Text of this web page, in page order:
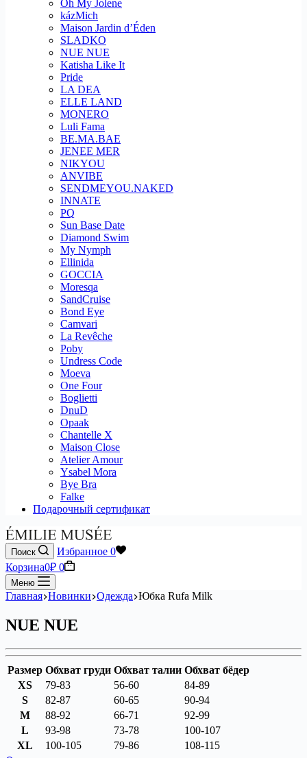
Oh My Jolene
kázMich
Maison Jardin d’Éden
SLADKO
NUE NUE
Katisha Like It
Pride
LA DEA
ELLE LAND
MONERO
Luli Fama
BE.MA.BAE
JENEE MER
NIKYOU
ANVIBE
SENDMEYOU.NAKED
INNATE
PQ
Sun Base Date
Diamond Swim
My Nymph
Ellinida
GOCCIA
Moresqa
SandCruise
Bond Eye
Camvari
La Revêche
Poby
Undress Code
Moeva
One Four
Boglietti
DnuD
Opaak
Chantelle X
Maison Close
Atelier Amour
Ysabel Mora
Bye Bra
Falke
Подарочный сертификат
Поиск Избранное 0
Корзина0₽ 0
Меню
Главная Новинки Одежда Юбка Rufa Milk
NUE NUE
Размер Обхват груди Обхват талии Обхват бёдер
XS
79-83 56-60
84-89
S
82-87 60-65
90-94
M
88-92 66-71
92-99
L
93-98 73-78
100-107
XL
100-105 79-86
108-115